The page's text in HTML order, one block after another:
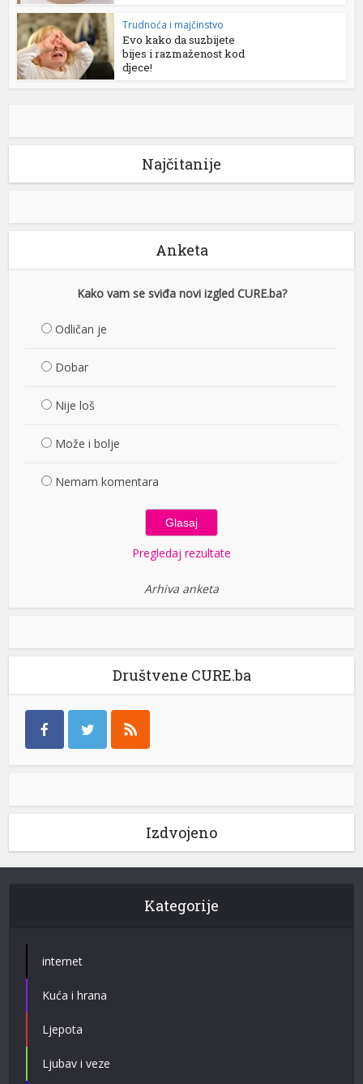
Trudnoća i majčinstvo
Evo kako da suzbijete
bijes i razmaženost kod
djece!
Najčitanije
Anketa
Kako vam se sviđa novi izgled CURE.ba?
Odličan je
Dobar
Nije loš
Može i bolje
Nemam komentara
Pregledaj rezultate
Arhiva anketa
Društvene CURE.ba
Izdvojeno
Kategorije
internet
Kuća i hrana
Ljepota
Ljubav i veze